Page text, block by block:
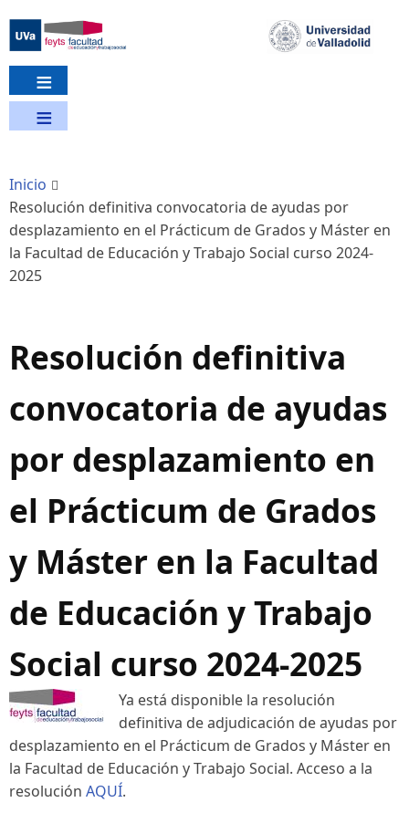
contenido
principal
Inicio
Resolución definitiva convocatoria de ayudas por
desplazamiento en el Prácticum de Grados y Máster en
la Facultad de Educación y Trabajo Social curso 2024-
2025
Resolución definitiva
convocatoria de ayudas
por desplazamiento en
el Prácticum de Grados
y Máster en la Facultad
de Educación y Trabajo
Social curso 2024-2025
Ya está disponible la resolución
definitiva de adjudicación de ayudas por
desplazamiento en el Prácticum de Grados y Máster en
la Facultad de Educación y Trabajo Social. Acceso a la
resolución AQUÍ.